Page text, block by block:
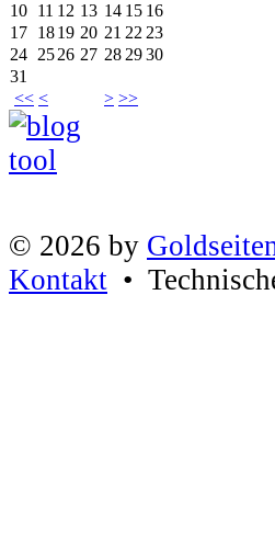
<< < > >>
10 11 12 13 14 15 16
17 1819 20 21 22 23
24 2526 27 28 2930
31
© 2026 by
Kontakt •